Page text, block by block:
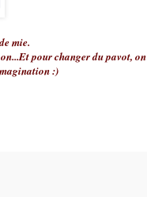
mie.
pour changer du pavot, on
:)